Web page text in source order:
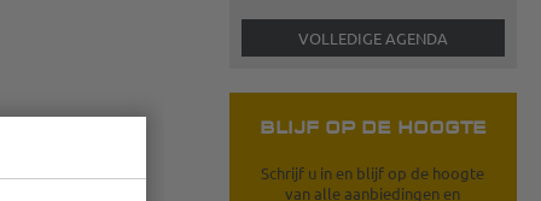
VOLLEDIGE AGENDA
BLIJF OP DE HOOGTE
Schrijf u in en blijf op de hoogte
van alle aanbiedingen en